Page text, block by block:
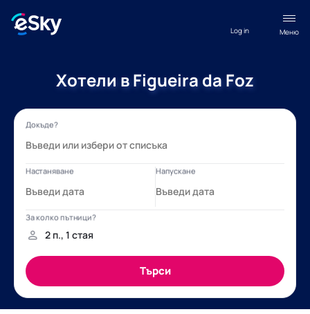
Меню
Log in
Хотели в Figueira da Foz